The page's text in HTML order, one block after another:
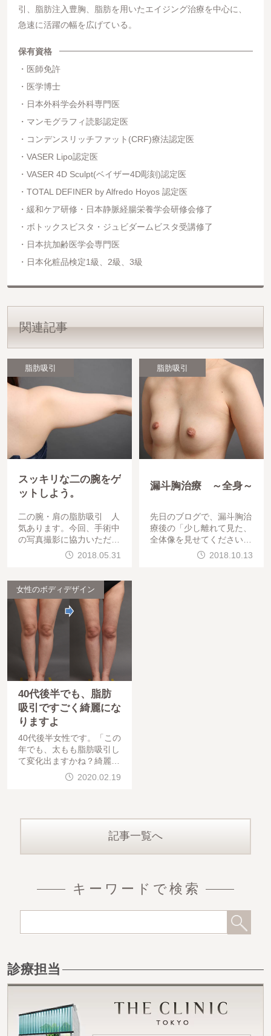
引、脂肪注入豊胸、脂肪を用いたエイジング治療を中心に、
急速に活躍の幅を広げている。
保有資格
医師免許
医学博士
日本外科学会外科専門医
マンモグラフィ読影認定医
コンデンスリッチファット(CRF)療法認定医
VASER Lipo認定医
VASER 4D Sculpt(ベイザー4D彫刻)認定医
TOTAL DEFINER by Alfredo Hoyos 認定医
緩和ケア研修・日本静脈経腸栄養学会研修会修了
ボトックスビスタ・ジュビダームビスタ受講修了
日本抗加齢医学会専門医
日本化粧品検定1級、2級、3級
関連記事
脂肪吸引
スッキリな二の腕をゲ
ットしよう。
二の腕・肩の脂肪吸引 人
気あります。今回、手術中
の写真撮影に協力いただき
ました。しっかり脂肪吸引
2018.05.31
脂肪吸引
漏斗胸治療 ～全身～
先日のブログで、漏斗胸治
療後の「少し離れて見た、
全体像を見せてください。
」との声をいただきました
2018.10.13
女性のボディデザイン
40代後半でも、脂肪
吸引ですごく綺麗にな
りますよ
40代後半女性です。「この
年でも、太もも脂肪吸引し
て変化出ますかね？綺麗に
なりますかね？」と言われ
ました。出ますよ！！！
2020.02.19
記事一覧へ
キーワードで検索
診療担当